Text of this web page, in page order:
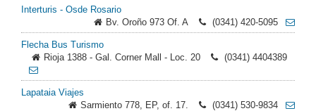
Interturis - Osde Rosario
Bv. Oroño 973 Of. A
(0341) 420-5095
Flecha Bus Turismo
Rioja 1388 - Gal. Corner Mall - Loc. 20
(0341) 4404389
Lapataia Viajes
Sarmiento 778, EP, of. 17.
(0341) 530-9834